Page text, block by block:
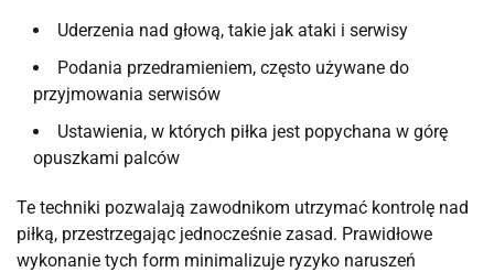
Uderzenia nad głową, takie jak ataki i serwisy
Podania przedramieniem, często używane do
przyjmowania serwisów
Ustawienia, w których piłka jest popychana w górę
opuszkami palców
Te techniki pozwalają zawodnikom utrzymać kontrolę nad
piłką, przestrzegając jednocześnie zasad. Prawidłowe
wykonanie tych form minimalizuje ryzyko naruszeń